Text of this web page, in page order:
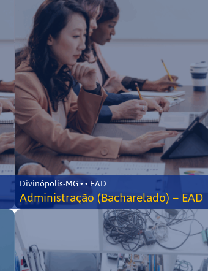
Divinópolis-MG • • EAD
Administração (Bacharelado) – EAD